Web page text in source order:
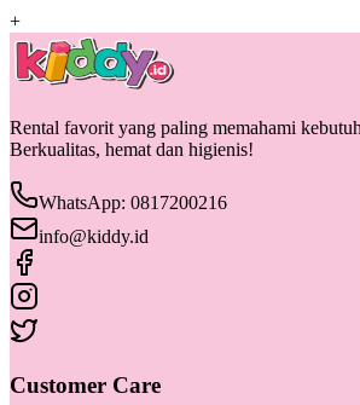
+
Rental favorit yang paling memahami
Berkualitas, hemat dan higienis!
WhatsApp: 0817200216
info@kiddy.id
Customer Care